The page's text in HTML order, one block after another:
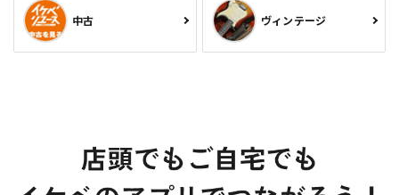
中古 ヴィンテージ